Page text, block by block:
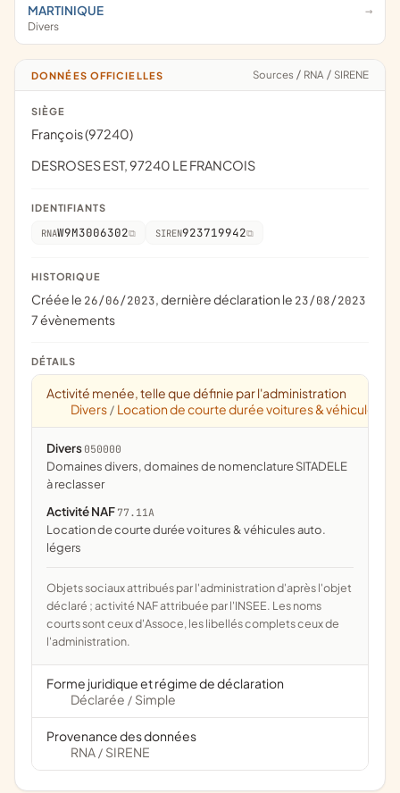
MARTINIQUE
Divers
DONNÉES OFFICIELLES Sources / RNA / SIRENE
SIÈGE
François (97240)
DESROSES EST, 97240 LE FRANCOIS
IDENTIFIANTS
RNAW9M3006302 SIREN923719942
HISTORIQUE
Créée le 26/06/2023, dernière déclaration le 23/08/2023
7 évènements
DÉTAILS
Activité menée, telle que définie par l'administration
Divers / Location de courte durée voitures & véhicules
Divers 050000
domaines divers, domaines de nomenclature SITADELE
à reclasser
Activité NAF 77.11A
Location de courte durée voitures & véhicules auto.
légers
Objets sociaux attribués par l'administration d'après l'objet
déclaré ; activité NAF attribuée par l'INSEE. Les noms
courts sont ceux d'Assoce, les libellés complets ceux de
l'administration.
Forme juridique et régime de déclaration
Déclarée / Simple
Provenance des données
RNA / SIRENE